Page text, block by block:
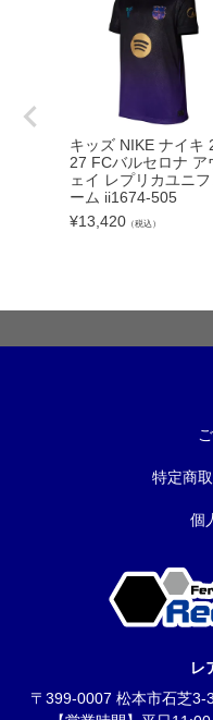
キッズ NIKE ナイキ
27 FCバルセロナ ア
ェイ レプリカユニフ
ーム ii1674-505
¥13,420 （税込）
特定商
個
レ
〒399-0007 松本市石芝